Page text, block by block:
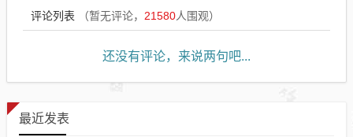
评论列表 （暂无评论， 21580人围观）
还没有评论，来说两句吧...
最近发表